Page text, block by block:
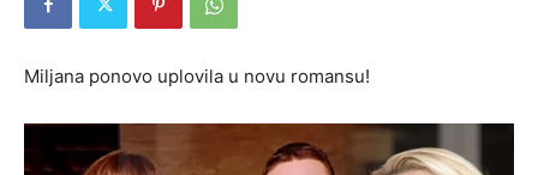
Miljana ponovo uplovila u novu romansu!